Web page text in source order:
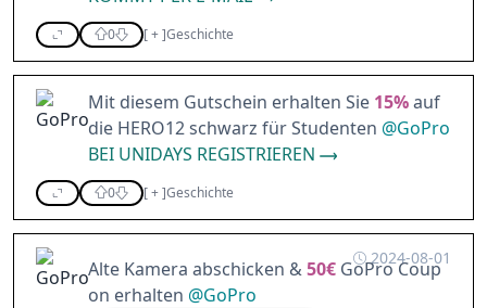
0 [+]Geschichte
Mit diesem Gutschein erhalten Sie 15%auf
die HERO12 schwarz für Studenten @GoPro
BEI UNIDAYS REGISTRIEREN
0 [+]Geschichte
2024-08-01
Alte Kamera abschicken &50€ GoPro Coup
on erhalten @GoPro